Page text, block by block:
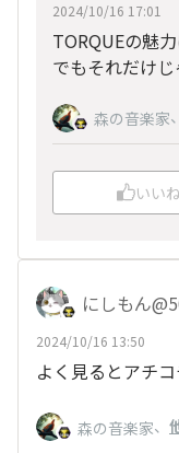
2024/10/16 17:01
TORQUEの魅
でもそれだけ
森の音楽家、
いいね
にしもん
2024/10/16 13:50
よく見るとアチ
森の音楽家、